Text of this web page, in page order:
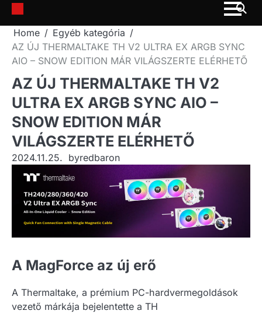
Skip
content
Home
Egyéb kategória
AZ ÚJ THERMALTAKE TH V2 ULTRA EX ARGB SYNC
AIO – SNOW EDITION MÁR VILÁGSZERTE ELÉRHETŐ
AZ ÚJ THERMALTAKE TH V2
ULTRA EX ARGB SYNC AIO –
SNOW EDITION MÁR
VILÁGSZERTE ELÉRHETŐ
2024.11.25. byredbaron
A MagForce az új erő
A Thermaltake, a prémium PC-hardvermegoldások
vezető márkája bejelentette a TH